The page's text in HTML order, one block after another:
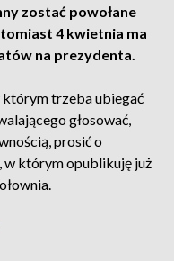
zostać powołane
4 kwietnia ma
na prezydenta.
którym trzeba ubiegać
głosować,
prosić o
w którym opublikuję już